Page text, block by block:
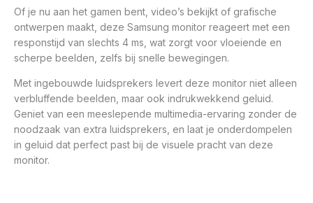
Of je nu aan het gamen bent, video’s bekijkt of grafische
ontwerpen maakt, deze Samsung monitor reageert met een
responstijd van slechts 4 ms, wat zorgt voor vloeiende en
scherpe beelden, zelfs bij snelle bewegingen.
Met ingebouwde luidsprekers levert deze monitor niet alleen
verbluffende beelden, maar ook indrukwekkend geluid.
Geniet van een meeslepende multimedia-ervaring zonder de
noodzaak van extra luidsprekers, en laat je onderdompelen
in geluid dat perfect past bij de visuele pracht van deze
monitor.